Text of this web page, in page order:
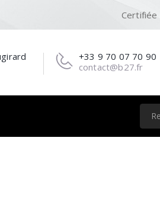
Certifiée
+33 9 70 07 70 90
contact@b27.fr